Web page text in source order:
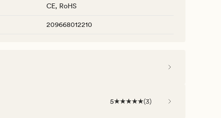
CE, RoHS
209668012210
5 (3)